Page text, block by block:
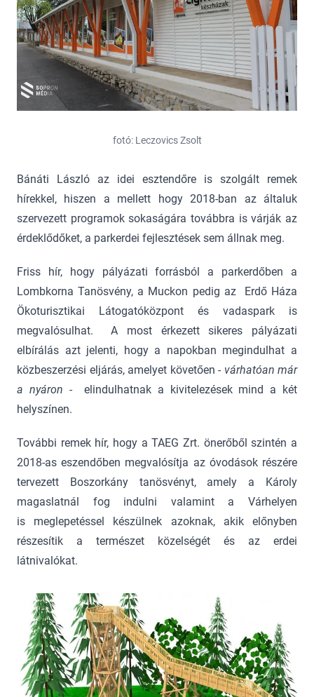
fotó: Leczovics Zsolt
Bánáti László az idei esztendőre is szolgált remek
hírekkel, hiszen a mellett hogy 2018-ban az általuk
szervezett programok sokaságára továbbra is várják az
érdeklődőket, a parkerdei fejlesztések sem állnak meg.
Friss hír, hogy pályázati forrásból a parkerdőben a
Lombkorna Tanösvény, a Muckon pedig az Erdő Háza
Ökoturisztikai Látogatóközpont és vadaspark is
megvalósulhat. A most érkezett sikeres pályázati
elbírálás azt jelenti, hogy a napokban megindulhat a
közbeszerzési eljárás, amelyet követően - várhatóan már
a nyáron - elindulhatnak a kivitelezések mind a két
helyszínen.
További remek hír, hogy a TAEG Zrt. önerőből szintén a
2018-as eszendőben megvalósítja az óvodások részére
tervezett Boszorkány tanösvényt, amely a Károly
magaslatnál fog indulni valamint a Várhelyen
is meglepetéssel készülnek azoknak, akik előnyben
részesítik a természet közelségét és az erdei
látnivalókat.